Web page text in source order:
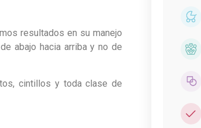
resultados en su manejo
abajo hacia arriba y no de
cintillos y toda clase de